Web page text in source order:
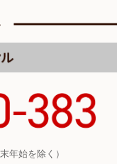
年始を除く）